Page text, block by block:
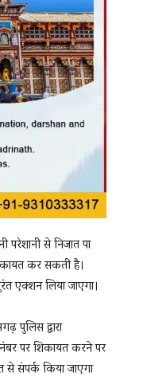
से निजात पा
कर सकती है।
एक्शन लिया जाएगा।
पुलिस द्वारा
पर शिकायत करने पर
से संपर्क किया जाएगा